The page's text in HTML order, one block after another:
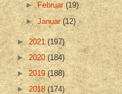
►Februar(19)
►Januar(12)
►2021(197)
► 2020 (184)
►2019(188)
►2018(174)